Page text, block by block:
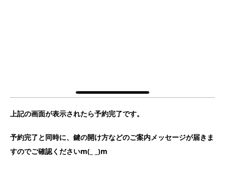
上記の画面が表示されたら予約完了です。
予約完了と同時に、鍵の開け方などのご案内メッセージが届きま
すのでご確認くださいm(_ _)m